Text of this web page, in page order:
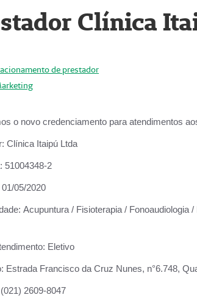
Clínica
de prestador
o novo credenciamento para atendimentos
Clínica Itaipú Ltda
51004348-2
01/05/2020
Acupuntura / Fisioterapia / Fonoaudiologia
Eletivo
Estrada Francisco da Cruz Nunes, n°6.748,
(021) 2609-8047